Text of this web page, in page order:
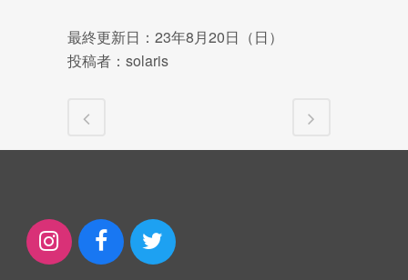
最終更新日：23年8月20日（日）
投稿者：solaris